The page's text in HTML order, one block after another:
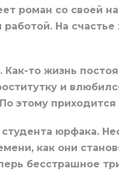
роман со своей
На
то жизнь
и
этому
юрфака.
как они
бесстрашное